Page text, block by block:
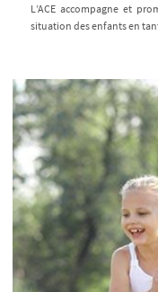
L’ACE accompagne et
situation des enfants en